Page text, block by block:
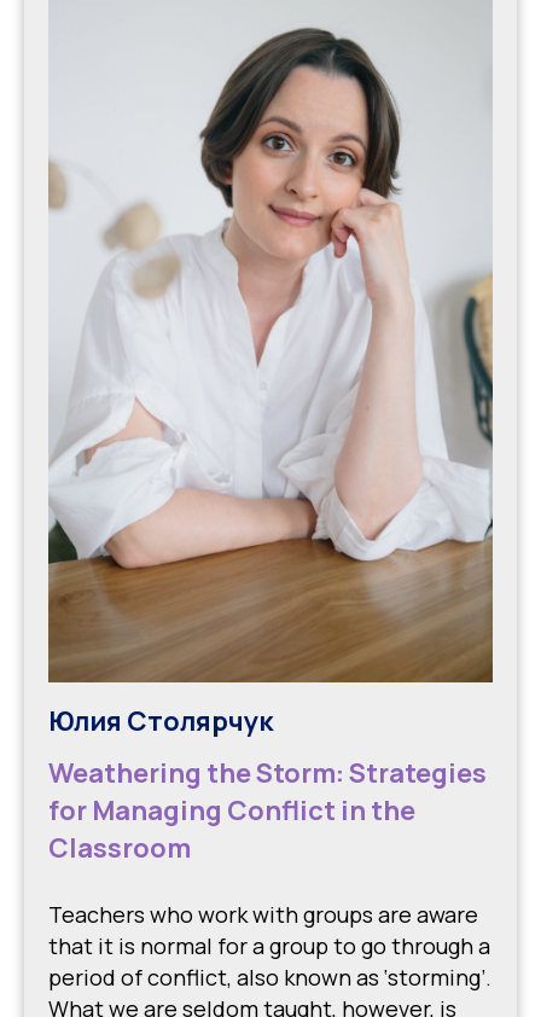
Юлия Столярчук
Weathering the Storm: Strategies
for Managing Conflict in the
Classroom
Teachers who work with groups are aware
that it is normal for a group to go through a
period of conflict, also known as ‘storming’.
What we are seldom taught, however, is